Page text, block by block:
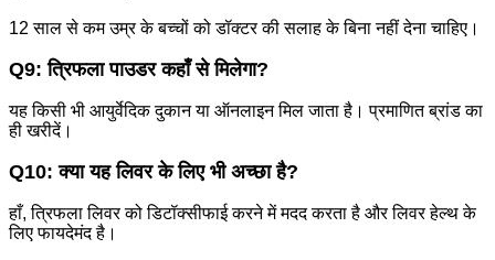
12 साल से कम उम्र के बच्चों को डॉक्टर की सलाह के बिना नहीं देना चाहिए।
Q9: त्रिफला पाउडर कहाँ से मिलेगा?
यह किसी भी आयुर्वेदिक दुकान या ऑनलाइन मिल जाता है। प्रमाणित ब्रांड का
ही खरीदें।
Q10: क्या यह लिवर के लिए भी अच्छा है?
हाँ, त्रिफला लिवर को डिटॉक्सीफाई करने में मदद करता है और लिवर हेल्थ के
लिए फायदेमंद है।